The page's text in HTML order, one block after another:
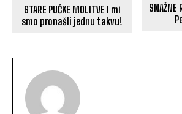
STARE PUČKE MOLITVE I mi
smo pronašli jednu takvu!
SNAŽNE